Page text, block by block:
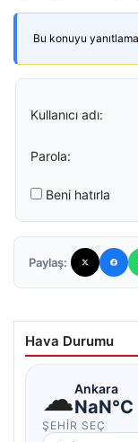
Bu konuyu
Kullanıcı adı:
Parola:
Beni hatırla
Paylaş:
Hava Durumu
☁Ankara
NaN°C
ŞEHIR SEÇ